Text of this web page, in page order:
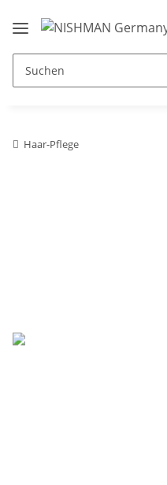
Haar-Pflege